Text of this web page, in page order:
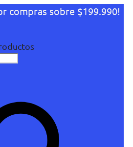
compras sobre $199.990!